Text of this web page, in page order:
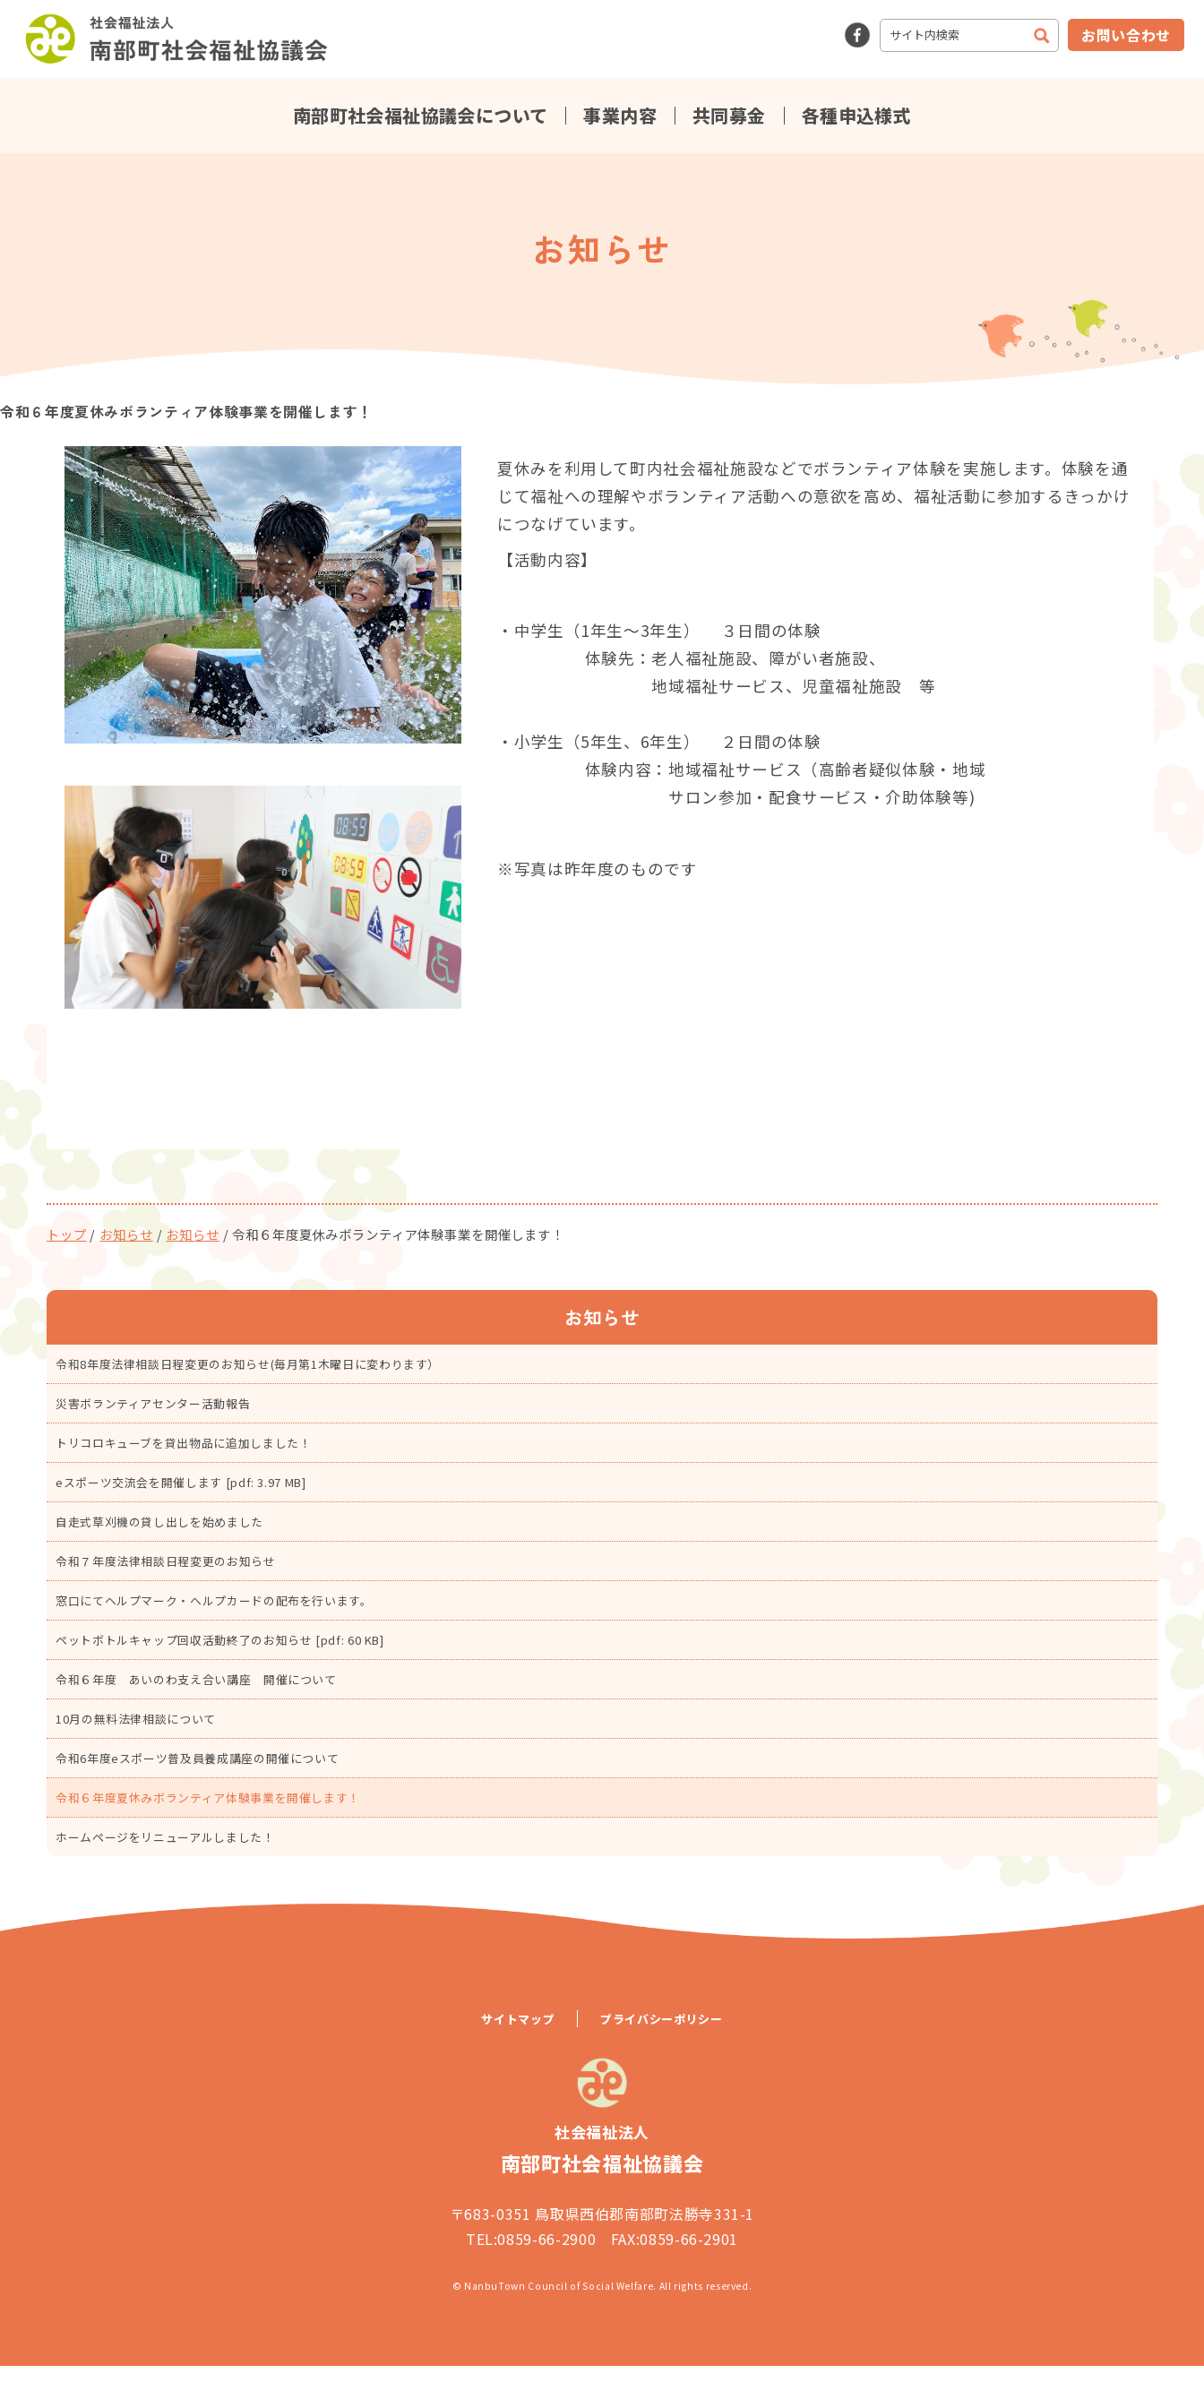
このページの本文へ
お問い合わせ
南部町社会福祉協議会について 事業内容 共同募金 各種申込様式
お知らせ
令和６年度夏休みボランティア体験事業を開催します！
夏休みを利用して町内社会福祉施設などでボランティア体験を実施します。体験を通
じて福祉への理解やボランティア活動への意欲を高め、福祉活動に参加するきっかけ
につなげています。
【活動内容】
・中学生（1年生～3年生） ３日間の体験
体験先：老人福祉施設、障がい者施設、
地域福祉サービス、児童福祉施設 等
・小学生（5年生、6年生） ２日間の体験
体験内容：地域福祉サービス（高齢者疑似体験・地域
サロン参加・配食サービス・介助体験等)
※写真は昨年度のものです
現
位
トップ / お知らせ / お知らせ /令和６年度夏休みボランティア体験事業を開催します！
お知らせ
令和8年度法律相談日程変更のお知らせ(毎月第1木曜日に変わります）
災害ボランティアセンター活動報告
トリコロキューブを貸出物品に追加しました！
eスポーツ交流会を開催します [pdf: 3.97 MB]
自走式草刈機の貸し出しを始めました
令和７年度法律相談日程変更のお知らせ
窓口にてヘルプマーク・ヘルプカードの配布を行います。
ペットボトルキャップ回収活動終了のお知らせ [pdf: 60 KB]
令和６年度 あいのわ支え合い講座 開催について
10月の無料法律相談について
令和6年度eスポーツ普及員養成講座の開催について
令和６年度夏休みボランティア体験事業を開催します！
ホームページをリニューアルしました！
サイトマップ プライバシーポリシー
社会福祉法人
南部町社会福祉協議会
〒683-0351 鳥取県西伯郡南部町法勝寺331-1
TEL:0859-66-2900 FAX:0859-66-2901
© NanbuTown Council of Social Welfare. All rights reserved.